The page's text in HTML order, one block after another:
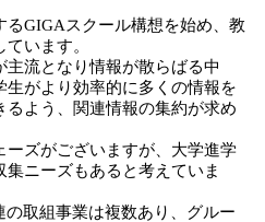
GIGAスクール構想を始め、教
います。
流となり情報が散らばる中
がより効率的に多くの情報を
よう、関連情報の集約が求め
ズがございますが、大学進学
ニーズもあると考えていま
取組事業は複数あり、グルー